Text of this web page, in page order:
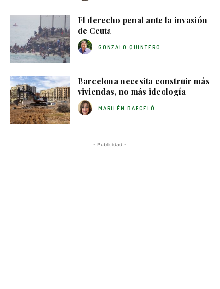
El derecho penal ante la invasión
de Ceuta
GONZALO QUINTERO
Barcelona necesita construir más
viviendas, no más ideología
MARILÉN BARCELÓ
- Publicidad -